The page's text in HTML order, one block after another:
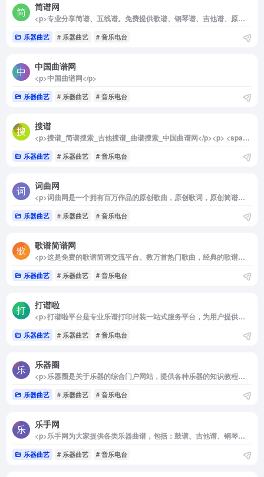
简谱网
<p>专业分享简谱、五线谱。免费提供歌谱、钢琴谱、吉他谱、原创歌曲等各式曲谱几十万首。</p>
乐器曲艺 # 乐器曲艺 # 音乐电台
中国曲谱网
<p>中国曲谱网</p>
乐器曲艺 # 乐器曲艺 # 音乐电台
搜谱
<p>搜谱_简谱搜索_吉他搜谱_曲谱搜索_中国曲谱网</p><p> <span>打赏</span><span class="like-count">赞</span><span>微海报</span><span>分享</span></p>
乐器曲艺 # 乐器曲艺 # 音乐电台
词曲网
<p>词曲网是一个拥有百万作品的原创歌曲，原创歌词，原创简谱，乐谱，歌谱发布与搜索的专业网站，包含各种声乐谱与器乐谱。邬大为题词、大量词曲作者驻站发布作品。主要栏目：简谱，吉他谱，钢琴谱，电子琴谱，手风琴谱，二胡谱，笛萧谱，萨克斯谱，古筝谱，总谱，以及歌词，lrc，MP3与伴奏，是集歌曲、歌词、歌谱为一体的大型音乐网。</p>
乐器曲艺 # 乐器曲艺 # 音乐电台
歌谱简谱网
<p>这是免费的歌谱简谱交流平台。数万首热门歌曲，经典的歌谱简谱五线谱让你随意浏览。</p>
乐器曲艺 # 乐器曲艺 # 音乐电台
打谱啦
<p>打谱啦平台是专业乐谱打印封装一站式服务平台，为用户提供免费乐谱下载等一系列服务</p>
乐器曲艺 # 乐器曲艺 # 音乐电台
乐器圈
<p>乐器圈是关于乐器的综合门户网站，提供各种乐器的知识教程、乐曲曲谱，以及钢琴、吉他、二胡、古筝等热门乐器的简谱搜索和浏览。</p>
乐器曲艺 # 乐器曲艺 # 音乐电台
乐手网
<p>乐手网为大家提供各类乐器曲谱，包括：鼓谱、吉他谱、钢琴谱、尤克里里谱、贝斯谱、古筝谱、简谱、非洲鼓谱、葫芦丝谱等；与音乐爱好者们相互学习、相互交流、共同进步。</p>
乐器曲艺 # 乐器曲艺 # 音乐电台